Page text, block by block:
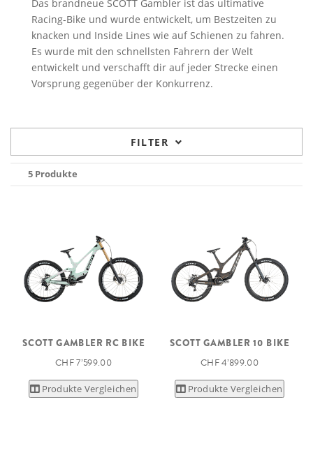
Das brandneue SCOTT Gambler ist das ultimative
Racing-Bike und wurde entwickelt, um Bestzeiten zu
knacken und Inside Lines wie auf Schienen zu fahren.
Es wurde mit den schnellsten Fahrern der Welt
entwickelt und verschafft dir auf jeder Strecke einen
Vorsprung gegenüber der Konkurrenz.
FILTER
5 Produkte
SCOTT GAMBLER RC BIKE
CHF 7’599.00
Produkte Vergleichen
SCOTT GAMBLER 10 BIKE
CHF 4’899.00
Produkte Vergleichen